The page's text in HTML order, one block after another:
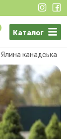
Каталог
Ялина канадська